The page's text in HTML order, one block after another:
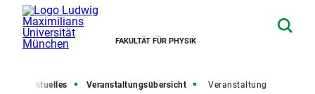
FAKULTÄT FÜR PHYSIK
Aktuelles Veranstaltungsübersicht Veranstaltung